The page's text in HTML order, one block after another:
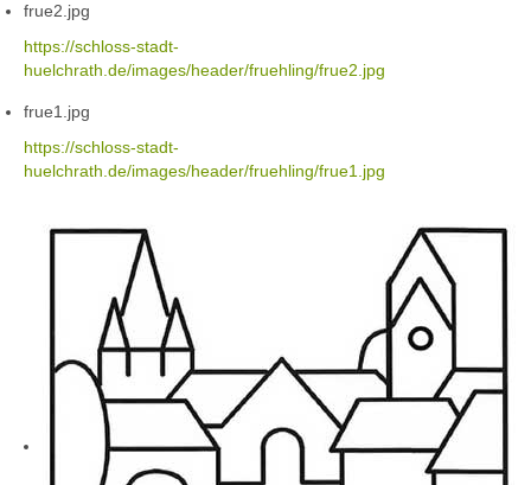
frue2.jpg
https://schloss-stadt-
huelchrath.de/images/header/fruehling/frue2.jpg
frue1.jpg
https://schloss-stadt-
huelchrath.de/images/header/fruehling/frue1.jpg